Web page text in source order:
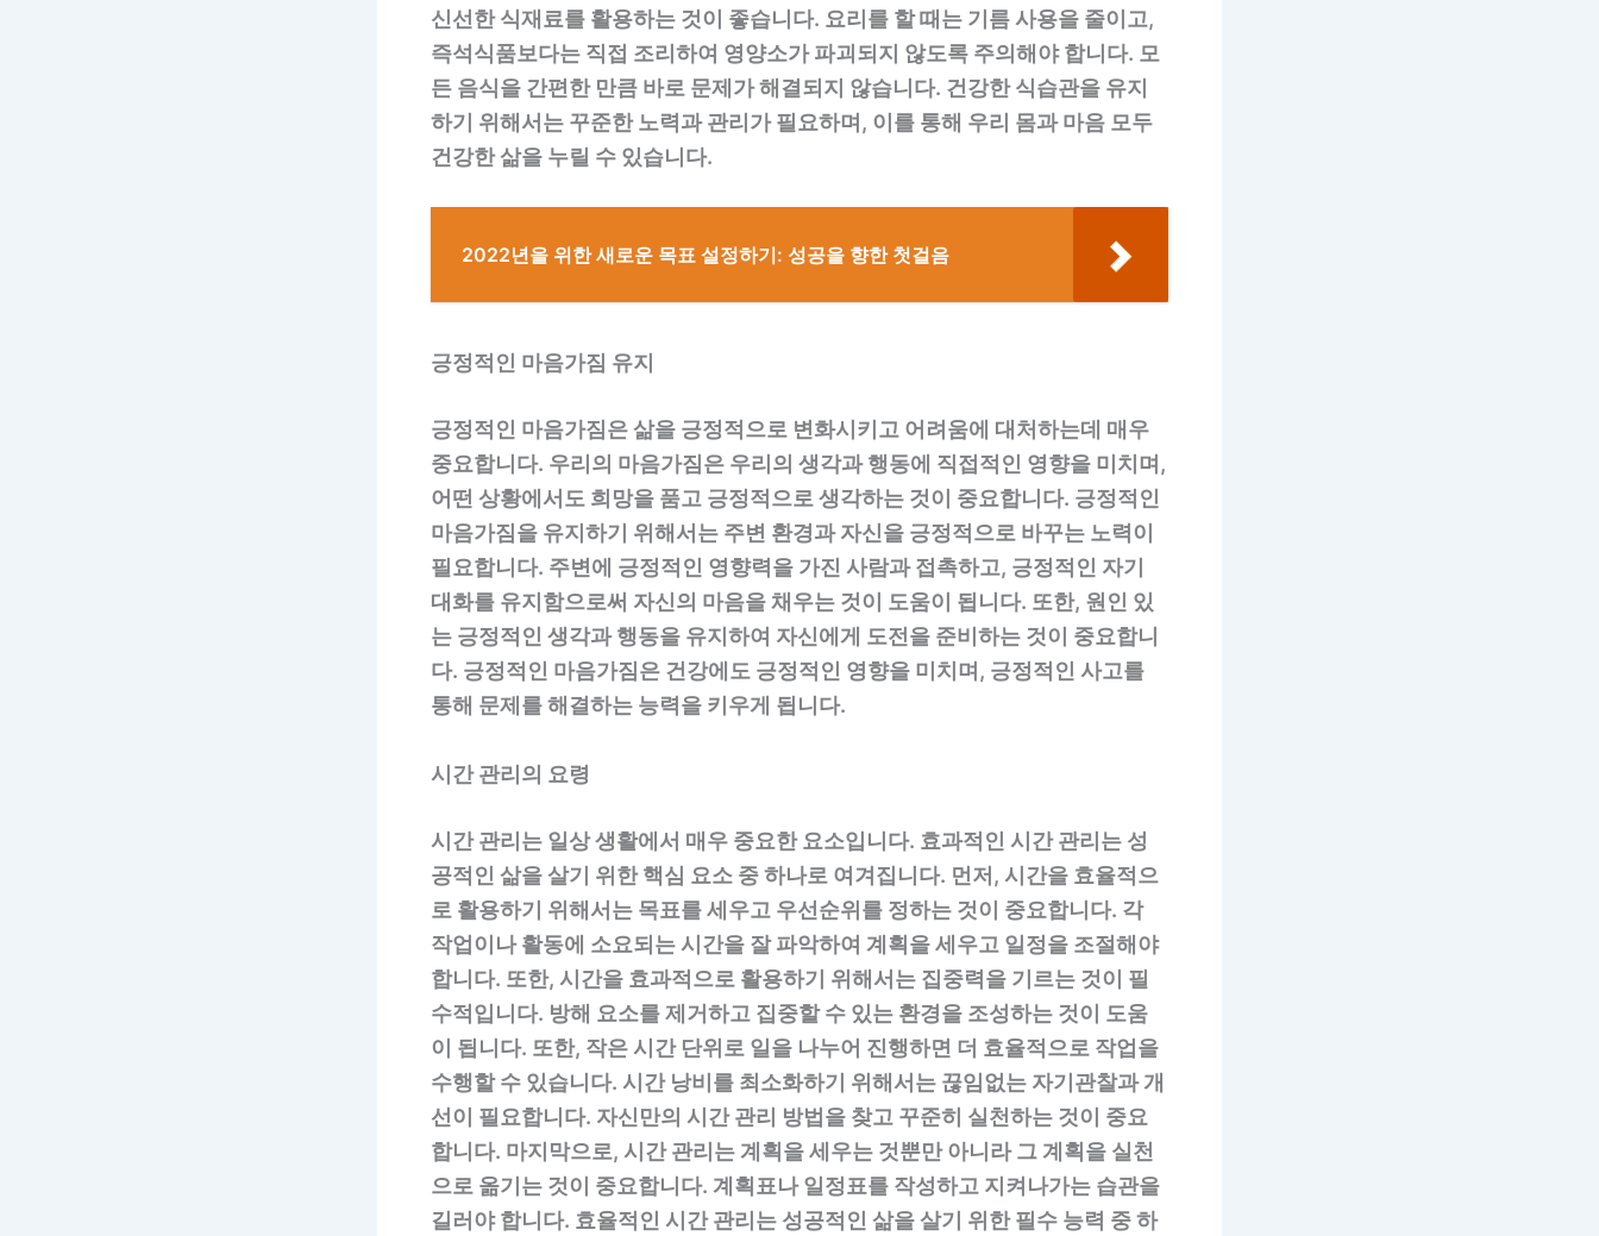
신선한 식재료를 활용하는 것이 좋습니다. 요리를 할 때는 기름 사용을 줄이고,
즉석식품보다는 직접 조리하여 영양소가 파괴되지 않도록 주의해야 합니다. 모
든 음식을 간편한 만큼 바로 문제가 해결되지 않습니다. 건강한 식습관을 유지
하기 위해서는 꾸준한 노력과 관리가 필요하며, 이를 통해 우리 몸과 마음 모두
건강한 삶을 누릴 수 있습니다.
2022년을 위한 새로운 목표 설정하기: 성공을 향한 첫걸음
긍정적인 마음가짐 유지
긍정적인 마음가짐은 삶을 긍정적으로 변화시키고 어려움에 대처하는데 매우
중요합니다. 우리의 마음가짐은 우리의 생각과 행동에 직접적인 영향을 미치며,
어떤 상황에서도 희망을 품고 긍정적으로 생각하는 것이 중요합니다. 긍정적인
마음가짐을 유지하기 위해서는 주변 환경과 자신을 긍정적으로 바꾸는 노력이
필요합니다. 주변에 긍정적인 영향력을 가진 사람과 접촉하고, 긍정적인 자기
대화를 유지함으로써 자신의 마음을 채우는 것이 도움이 됩니다. 또한, 원인 있
는 긍정적인 생각과 행동을 유지하여 자신에게 도전을 준비하는 것이 중요합니
다. 긍정적인 마음가짐은 건강에도 긍정적인 영향을 미치며, 긍정적인 사고를
통해 문제를 해결하는 능력을 키우게 됩니다.
시간 관리의 요령
시간 관리는 일상 생활에서 매우 중요한 요소입니다. 효과적인 시간 관리는 성
공적인 삶을 살기 위한 핵심 요소 중 하나로 여겨집니다. 먼저, 시간을 효율적으
로 활용하기 위해서는 목표를 세우고 우선순위를 정하는 것이 중요합니다. 각
작업이나 활동에 소요되는 시간을 잘 파악하여 계획을 세우고 일정을 조절해야
합니다. 또한, 시간을 효과적으로 활용하기 위해서는 집중력을 기르는 것이 필
수적입니다. 방해 요소를 제거하고 집중할 수 있는 환경을 조성하는 것이 도움
이 됩니다. 또한, 작은 시간 단위로 일을 나누어 진행하면 더 효율적으로 작업을
수행할 수 있습니다. 시간 낭비를 최소화하기 위해서는 끊임없는 자기관찰과 개
선이 필요합니다. 자신만의 시간 관리 방법을 찾고 꾸준히 실천하는 것이 중요
합니다. 마지막으로, 시간 관리는 계획을 세우는 것뿐만 아니라 그 계획을 실천
으로 옮기는 것이 중요합니다. 계획표나 일정표를 작성하고 지켜나가는 습관을
길러야 합니다. 효율적인 시간 관리는 성공적인 삶을 살기 위한 필수 능력 중 하